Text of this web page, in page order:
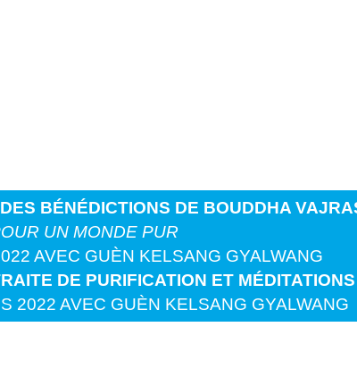
BÉNÉDICTIONS DE BOUDDHA
UN MONDE PUR
AVEC GUÈN KELSANG GYALWANG
DE PURIFICATION ET
2022 AVEC GUÈN KELSANG GYALWANG